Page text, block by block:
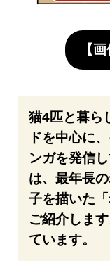
【
猫4匹と暮ら
ドを中心に
ンガを発信
は、最年長
子を描いた
ご紹介しま
ています。